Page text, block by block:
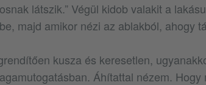
látszik.” Végül kidob valakit a
majd amikor nézi az ablakból, ahogy
kusza és keresetlen,
Áhítattal nézem. Hogy